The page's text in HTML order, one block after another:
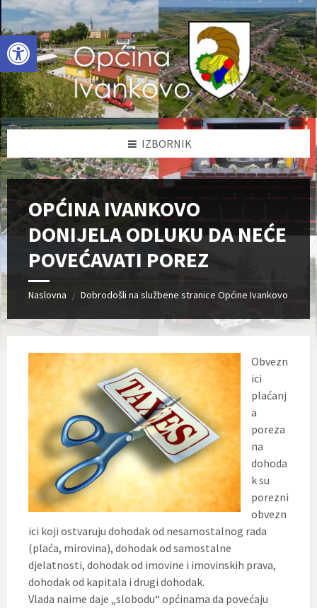
Open toolbar
Skip
to
content
Skip
to
left
sidebar
Skip
to
footer
IZBORNIK
OPĆINA IVANKOVO
DONIJELA ODLUKU DA NEĆE
POVEĆAVATI POREZ
Naslovna / Dobrodošli na službene stranice Općine Ivankovo
Obvezn
ici
plaćanj
a
poreza
na
dohoda
k su
porezni
obvezn
ici koji ostvaruju dohodak od nesamostalnog rada
(plaća, mirovina), dohodak od samostalne
djelatnosti, dohodak od imovine i imovinskih prava,
dohodak od kapitala i drugi dohodak.
Vlada naime daje „slobodu“ općinama da povećaju